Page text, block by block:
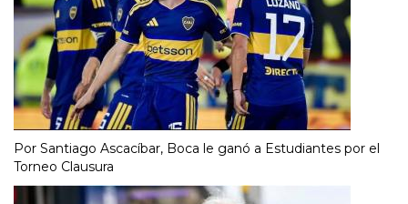
Por Santiago Ascacíbar, Boca le ganó a Estudiantes por el
Torneo Clausura